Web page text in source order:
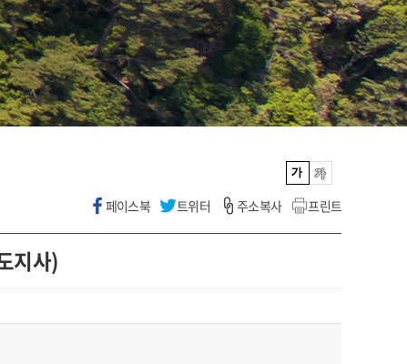
페이스북 트위터 주소복사 프린트
지사)